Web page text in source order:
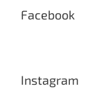
Facebook
Instagram